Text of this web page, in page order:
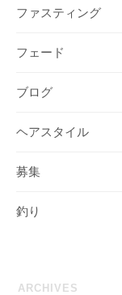
ファスティング
フェード
ブログ
ヘアスタイル
募集
釣り
ARCHIVES